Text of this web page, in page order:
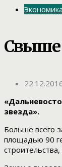
Экономика
Свыше
звезда».
Больше всего
площадью 90